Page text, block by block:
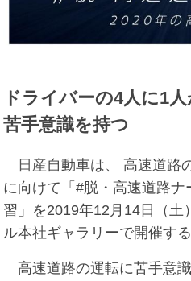
ドライバーの4人に1
苦手意識を持つ
日産自動車は、 高速道路
に向けて「#脱・高速道路
習」を2019年12月14日（土
ル本社ギャラリーで開催する
高速道路の運転に苦手意